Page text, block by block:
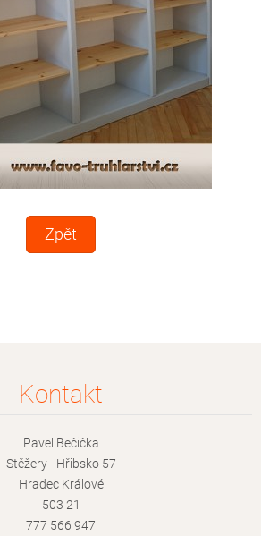
Zpět
Kontakt
Pavel Bečička
Stěžery - Hřibsko 57
Hradec Králové
503 21
777 566 947